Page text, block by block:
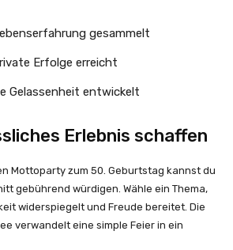
gesammelt
Erfolge erreicht
Gelassenheit entwickelt
Erlebnis schaffen
Mottoparty zum 50. Geburtstag kannst du
gebührend würdigen. Wähle ein Thema,
widerspiegelt und Freude bereitet. Die
verwandelt eine simple Feier in ein